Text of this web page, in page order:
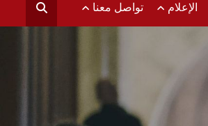
الإعلام تواصل معنا